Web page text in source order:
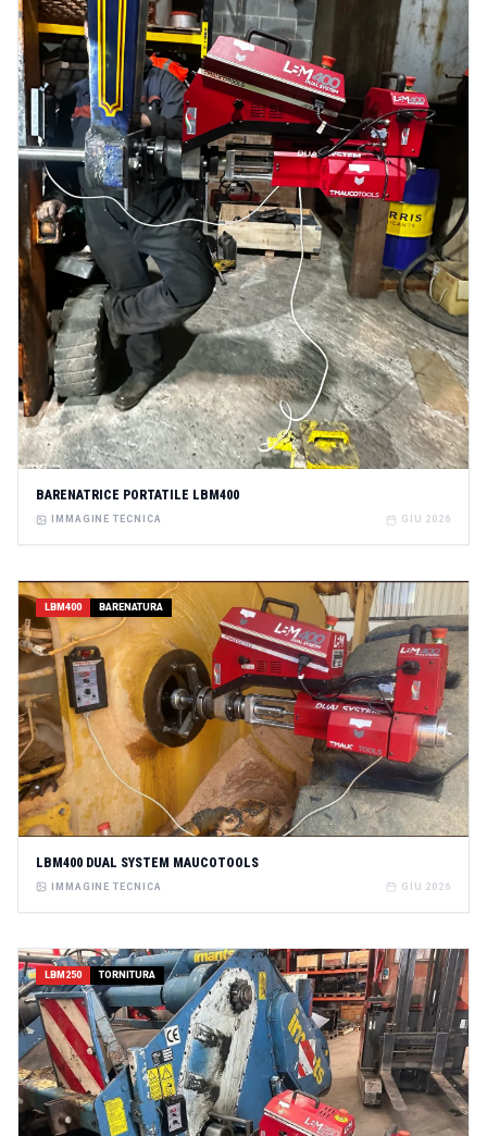
BARENATRICE PORTATILE LBM400
IMMAGINE TECNICA GIU 2026
LBM400 BARENATURA
LBM400 DUAL SYSTEM MAUCOTOOLS
IMMAGINE TECNICA GIU 2026
LBM250 TORNITURA